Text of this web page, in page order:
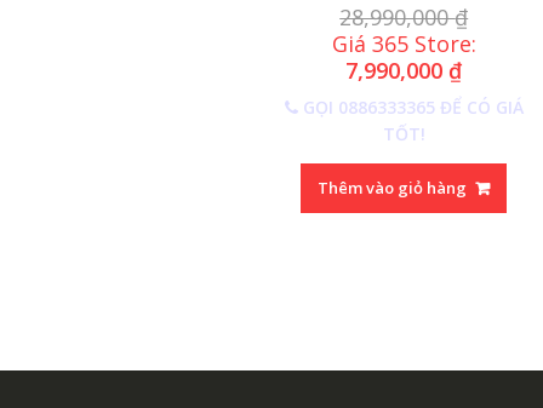
28,990,000₫
Giá 365 Store:
7,990,000 ₫
GỌI 0886333365 ĐỂ CÓ GIÁ
TỐT!
Thêm vào giỏ hàng